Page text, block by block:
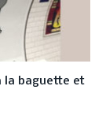
la baguette et